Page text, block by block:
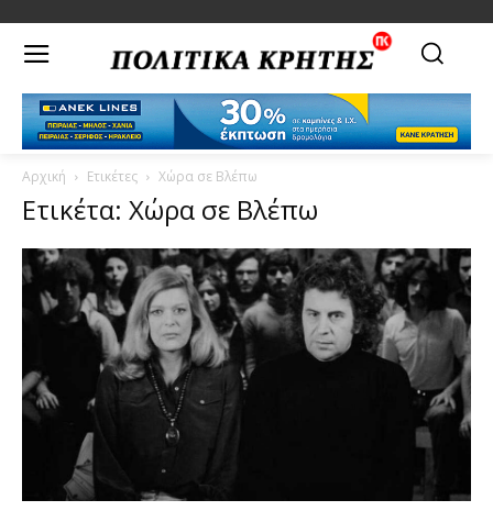
Αρχική Ετικέτες Χώρα σε Βλέπω
Ετικέτα: Χώρα σε Βλέπω